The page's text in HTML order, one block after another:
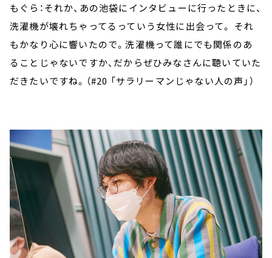
もぐら：それか、あの池袋にインタビューに行ったときに、
洗濯機が壊れちゃってるっていう女性に出会って。 それ
もかなり心に響いたので。洗濯機って誰にでも関係のあ
ることじゃないですか、だからぜひみなさんに聴いていた
だきたいですね。（#20 「サラリーマンじゃない人の声」）